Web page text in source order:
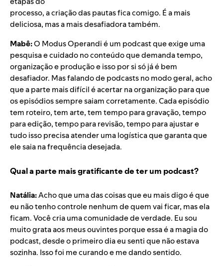
processo, a criação das pautas fica comigo. É a mais
deliciosa, mas a mais desafiadora também.
Mabê:O Modus Operandi é um podcast que exige uma
pesquisa e cuidado no conteúdo que demanda tempo,
organização e produção e isso por si só já é bem
desafiador. Mas falando de podcasts no modo geral, acho
que a parte mais difícil é acertar na organização para que
os episódios sempre saiam corretamente. Cada episódio
tem roteiro, tem arte, tem tempo para gravação, tempo
para edição, tempo para revisão, tempo para ajustar e
tudo isso precisa atender uma logística que garanta que
ele saia na frequência desejada.
Qual a parte mais gratificante de ter um podcast?
Natália:Acho que uma das coisas que eu mais digo é que
eu não tenho controle nenhum de quem vai ficar, mas ela
ficam. Você cria uma comunidade de verdade. Eu sou
muito grata aos meus ouvintes porque essa é a magia do
podcast, desde o primeiro dia eu senti que não estava
sozinha. Isso foi me curando e me dando sentido.